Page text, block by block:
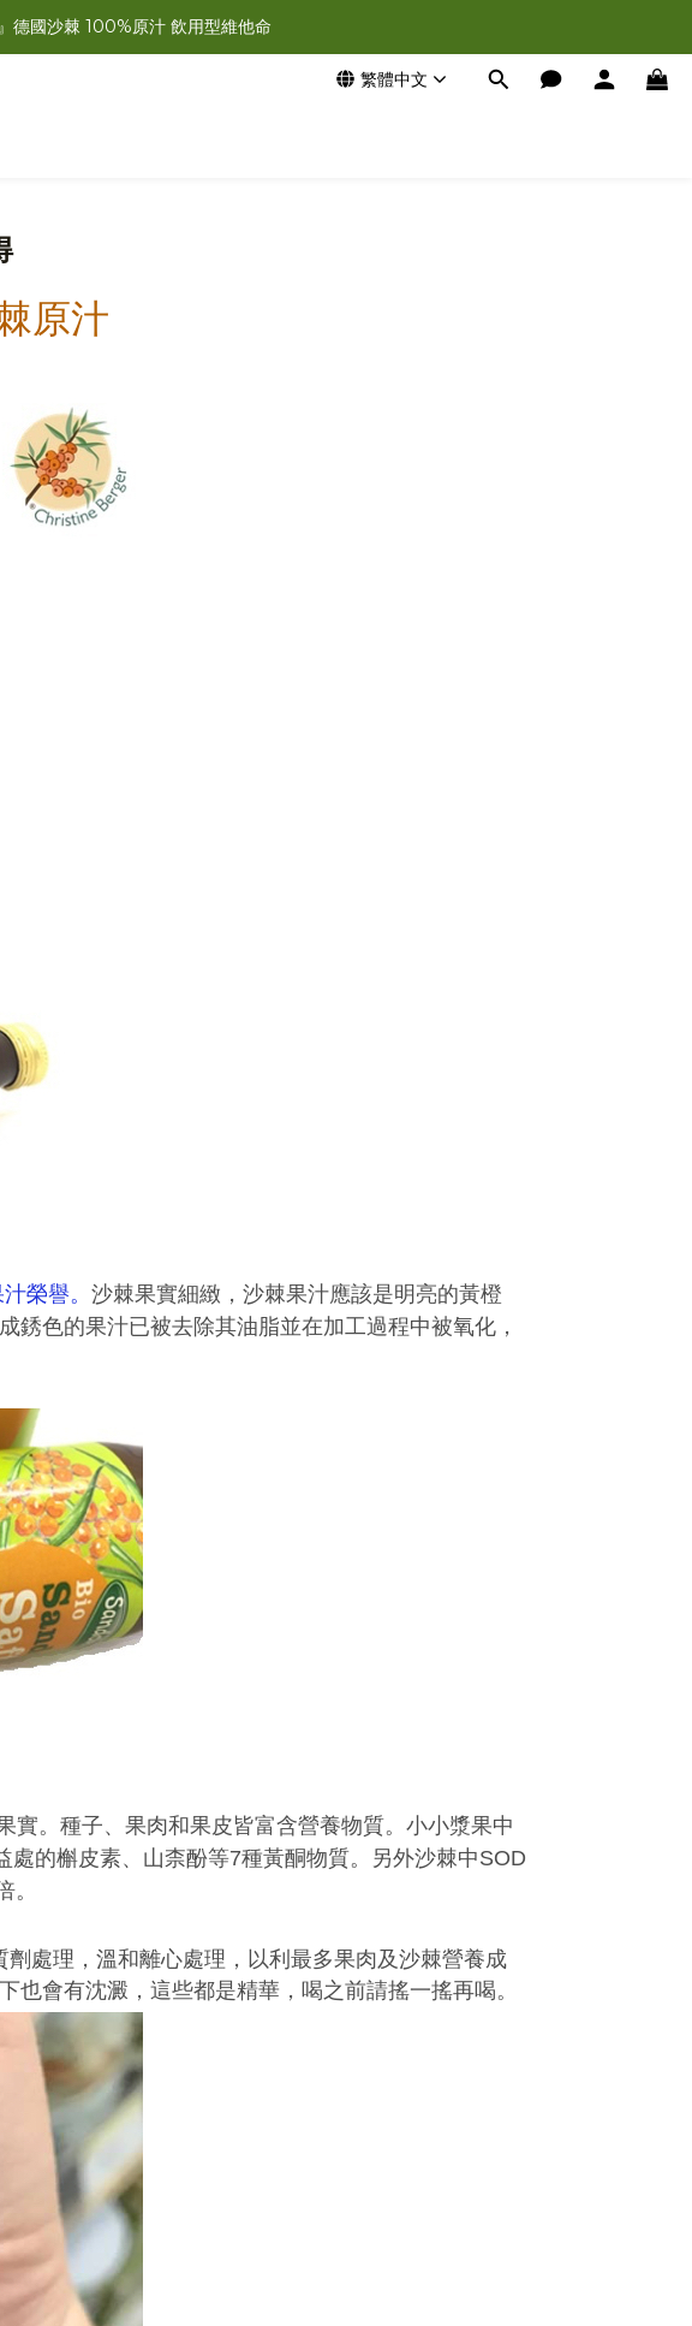
德國沙棘 100%原汁 飲用型維他命
繁體中文
原汁
榮譽。 沙棘果實細緻，沙棘果汁應該是明亮的黃橙
色的果汁已被去除其油脂並在加工過程中被氧化，
。種子、果肉和果皮皆富含營養物質。小小漿果中
的槲皮素、山柰酚等7種黃酮物質。另外沙棘中SOD
處理，溫和離心處理，以利最多果肉及沙棘營養成
會有沈澱，這些都是精華，喝之前請搖一搖再喝。